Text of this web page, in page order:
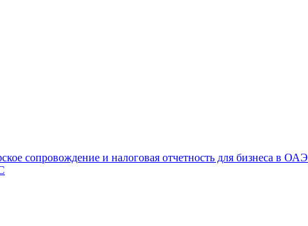
сопровождение и налоговая отчетность для бизнеса в ОАЭ